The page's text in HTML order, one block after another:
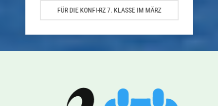
FÜR DIE KONFI-RZ 7. KLASSE IM MÄRZ